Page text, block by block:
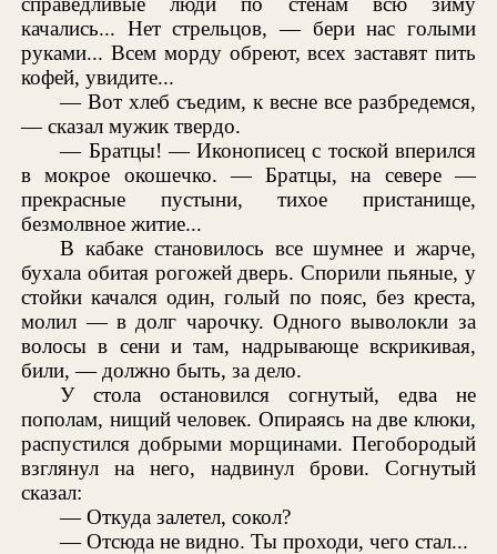
качались... Нет стрельцов, — бери нас голыми
руками... Всем морду обреют, всех заставят пить
кофей, увидите...
— Вот хлеб съедим, к весне все разбредемся,
— сказал мужик твердо.
— Братцы! — Иконописец с тоской вперился
в мокрое окошечко. — Братцы, на севере —
прекрасные пустыни, тихое пристанище,
безмолвное житие...
В кабаке становилось все шумнее и жарче,
бухала обитая рогожей дверь. Спорили пьяные, у
стойки качался один, голый по пояс, без креста,
молил — в долг чарочку. Одного выволокли за
волосы в сени и там, надрывающе вскрикивая,
били, — должно быть, за дело.
У стола остановился согнутый, едва не
пополам, нищий человек. Опираясь на две клюки,
распустился добрыми морщинами. Пегобородый
взглянул на него, надвинул брови. Согнутый
сказал:
— Откуда залетел, сокол?
— Отсюда не видно. Ты проходи, чего стал...